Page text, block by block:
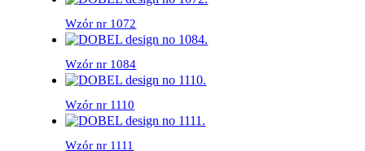
Wzór nr 1072
Wzór nr 1084
Wzór nr 1110
Wzór nr 1111